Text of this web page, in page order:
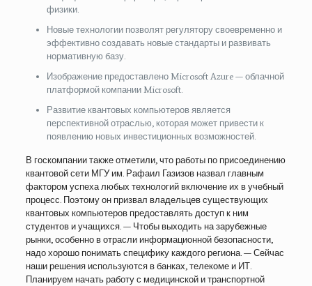
физики.
Новые технологии позволят регулятору своевременно и
эффективно создавать новые стандарты и развивать
нормативную базу.
Изображение предоставлено Microsoft Azure — облачной
платформой компании Microsoft.
Развитие квантовых компьютеров является
перспективной отраслью, которая может привести к
появлению новых инвестиционных возможностей.
В госкомпании также отметили, что работы по присоединению
квантовой сети МГУ им. Рафаил Газизов назвал главным
фактором успеха любых технологий включение их в учебный
процесс. Поэтому он призвал владельцев существующих
квантовых компьютеров предоставлять доступ к ним
студентов и учащихся. — Чтобы выходить на зарубежные
рынки, особенно в отрасли информационной безопасности,
надо хорошо понимать специфику каждого региона. — Сейчас
наши решения используются в банках, телекоме и ИТ.
Планируем начать работу с медицинской и транспортной